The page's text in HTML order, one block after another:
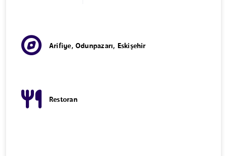
Arifiye, Odunpazarı, Eskişehir
Restoran